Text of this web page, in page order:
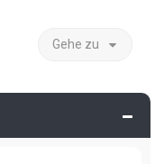
Gehe zu